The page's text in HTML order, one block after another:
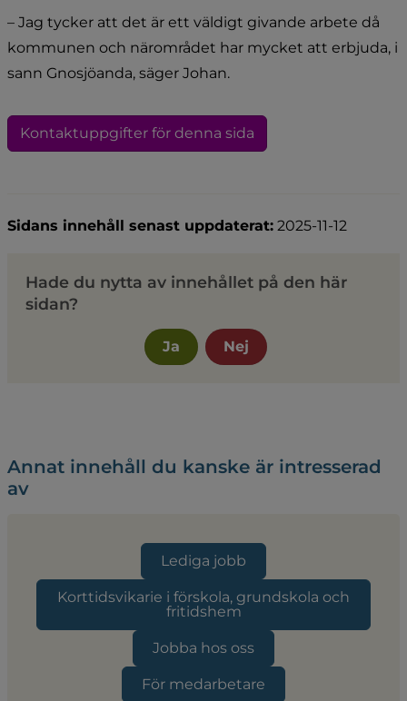
– Jag tycker att det är ett väldigt givande arbete då
kommunen och närområdet har mycket att erbjuda, i
sann Gnosjöanda, säger Johan.
Kontaktuppgifter för denna sida
Sidans innehåll senast uppdaterat: 2025-11-12
Hade du nytta av innehållet på den här
sidan?
Ja Nej
Annat innehåll du kanske är intresserad
av
Lediga jobb
Korttidsvikarie i förskola, grundskola och
fritidshem
Jobba hos oss
För medarbetare